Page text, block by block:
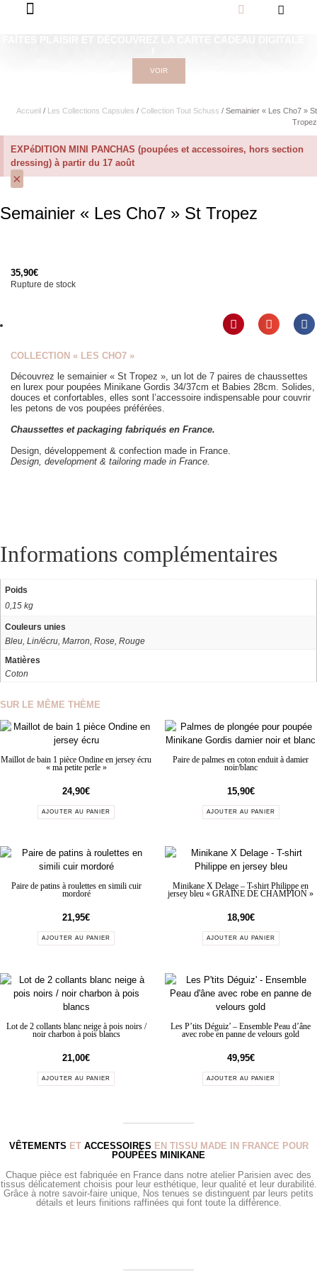
VOIR
Accueil / Les Collections Capsules / Collection Tout Schuss / Semainier « Les Cho7 » St
Tropez
EXPéDITION MINI PANCHAS (poupées et accessoires, hors section
dressing) à partir du 17 août
×
Semainier « Les Cho7 » St Tropez
35,90€
Rupture de stock
COLLECTION « LES CHO7 »
Découvrez le semainier « St Tropez », un lot de 7 paires de chaussettes
en lurex pour poupées Minikane Gordis 34/37cm et Babies 28cm. Solides,
douces et confortables, elles sont l’accessoire indispensable pour couvrir
les petons de vos poupées préférées.
Chaussettes et packaging fabriqués en France.
Design, développement & confection made in France.
Design, development & tailoring made in France.
Informations complémentaires
Poids
0,15 kg
Couleurs unies
Bleu, Lin/écru, Marron, Rose, Rouge
Matières
Coton
SUR LE MÊME THÈME
Maillot de bain 1 pièce Ondine en jersey écru
« ma petite perle »
24,90€
AJOUTER AU PANIER
Paire de palmes en coton enduit à damier
noir/blanc
15,90€
AJOUTER AU PANIER
Paire de patins à roulettes en simili cuir
mordoré
21,95€
AJOUTER AU PANIER
Minikane X Delage – T-shirt Philippe en
jersey bleu « GRAINE DE CHAMPION »
18,90€
AJOUTER AU PANIER
Lot de 2 collants blanc neige à pois noirs /
noir charbon à pois blancs
21,00€
AJOUTER AU PANIER
Les P’tits Déguiz’ – Ensemble Peau d’âne
avec robe en panne de velours gold
49,95€
AJOUTER AU PANIER
VÊTEMENTS ET ACCESSOIRES EN TISSU MADE IN FRANCE POUR
POUPÉES MINIKANE
Chaque pièce est fabriquée en France dans notre atelier Parisien avec des
tissus délicatement choisis pour leur esthétique, leur qualité et leur durabilité.
Grâce à notre savoir-faire unique, Nos tenues se distinguent par leurs petits
détails et leurs finitions raffinées qui font toute la différence.